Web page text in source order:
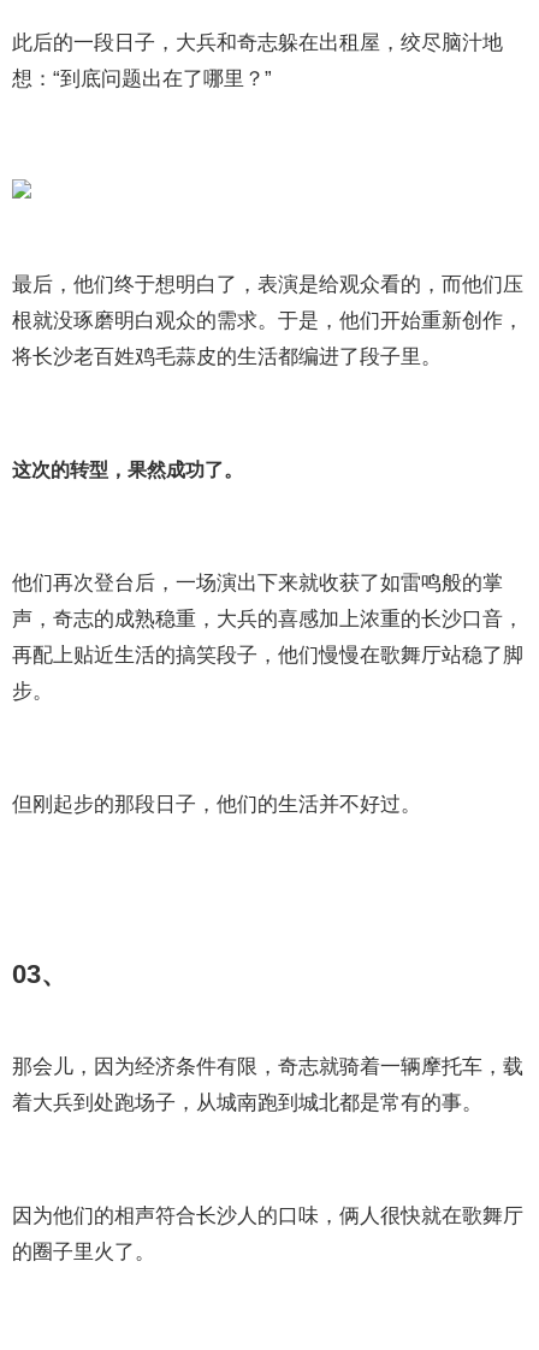
此后的一段日子，大兵和奇志躲在出租屋，绞尽脑汁地
想：“到底问题出在了哪里？”
最后，他们终于想明白了，表演是给观众看的，而他们压
根就没琢磨明白观众的需求。于是，他们开始重新创作，
将长沙老百姓鸡毛蒜皮的生活都编进了段子里。
这次的转型，果然成功了。
他们再次登台后，一场演出下来就收获了如雷鸣般的掌
声，奇志的成熟稳重，大兵的喜感加上浓重的长沙口音，
再配上贴近生活的搞笑段子，他们慢慢在歌舞厅站稳了脚
步。
但刚起步的那段日子，他们的生活并不好过。
03、
那会儿，因为经济条件有限，奇志就骑着一辆摩托车，载
着大兵到处跑场子，从城南跑到城北都是常有的事。
因为他们的相声符合长沙人的口味，俩人很快就在歌舞厅
的圈子里火了。